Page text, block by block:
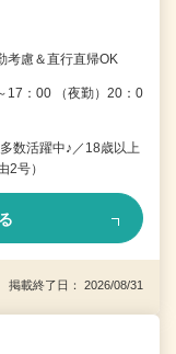
慮＆直行直帰OK
17：00 （夜勤）20：0
数活躍中♪／18歳以上
号）
載終了日： 2026/08/31